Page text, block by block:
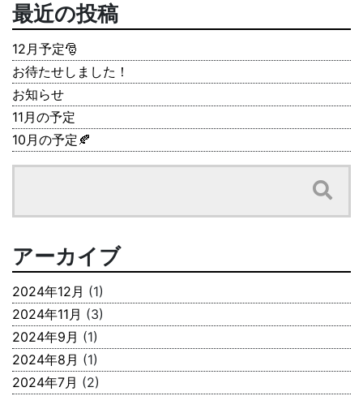
最近の投稿
12月予定🎅
お待たせしました！
お知らせ
11月の予定
10月の予定🍂
アーカイブ
2024年12月 (1)
2024年11月 (3)
2024年9月 (1)
2024年8月 (1)
2024年7月 (2)